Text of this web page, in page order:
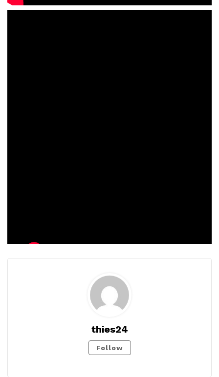
thies24
Follow